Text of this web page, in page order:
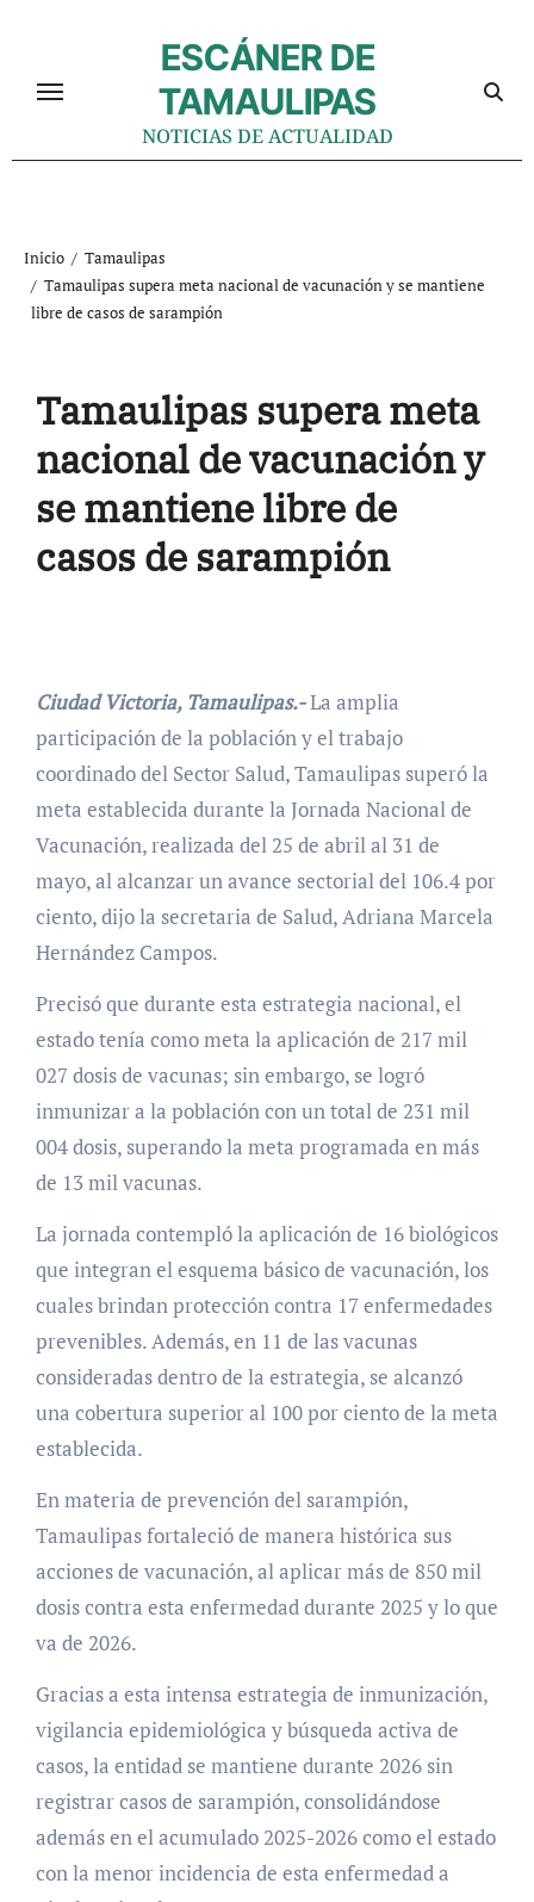
contenido
ESCÁNER DE
TAMAULIPAS
NOTICIAS DE ACTUALIDAD
Inicio
Tamaulipas
Tamaulipas supera meta nacional de vacunación y se mantiene
libre de casos de sarampión
Tamaulipas supera meta
nacional de vacunación y
se mantiene libre de
casos de sarampión
Ciudad Victoria, Tamaulipas.-La amplia
participación de la población y el trabajo
coordinado del Sector Salud, Tamaulipas superó la
meta establecida durante la Jornada Nacional de
Vacunación, realizada del 25 de abril al 31 de
mayo, al alcanzar un avance sectorial del 106.4 por
ciento, dijo la secretaria de Salud, Adriana Marcela
Hernández Campos.
Precisó que durante esta estrategia nacional, el
estado tenía como meta la aplicación de 217 mil
027 dosis de vacunas; sin embargo, se logró
inmunizar a la población con un total de 231 mil
004 dosis, superando la meta programada en más
de 13 mil vacunas.
La jornada contempló la aplicación de 16 biológicos
que integran el esquema básico de vacunación, los
cuales brindan protección contra 17 enfermedades
prevenibles. Además, en 11 de las vacunas
consideradas dentro de la estrategia, se alcanzó
una cobertura superior al 100 por ciento de la meta
establecida.
En materia de prevención del sarampión,
Tamaulipas fortaleció de manera histórica sus
acciones de vacunación, al aplicar más de 850 mil
dosis contra esta enfermedad durante 2025 y lo que
va de 2026.
Gracias a esta intensa estrategia de inmunización,
vigilancia epidemiológica y búsqueda activa de
casos, la entidad se mantiene durante 2026 sin
registrar casos de sarampión, consolidándose
además en el acumulado 2025-2026 como el estado
con la menor incidencia de esta enfermedad a